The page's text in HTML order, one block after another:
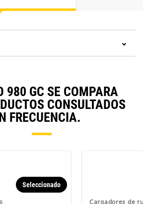
980 GC SE COMPARA
CONSULTADOS
FRECUENCIA.
Seleccionado
Cargadores de